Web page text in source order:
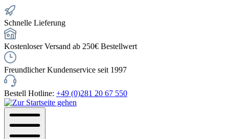
Schnelle Lieferung
Kostenloser Versand ab 250€ Bestellwert
Freundlicher Kundenservice seit 1997
Bestell Hotline: +49 (0)281 20 67 550